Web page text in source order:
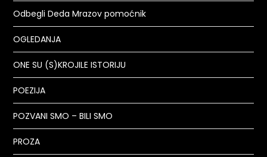
Odbegli Deda Mrazov pomoćnik
OGLEDANJA
ONE SU (S)KROJILE ISTORIJU
POEZIJA
POZVANI SMO – BILI SMO
PROZA